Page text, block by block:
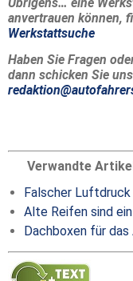
anvertrauen können,
Werkstattsuche
Haben Sie Fragen
dann schicken Sie
Verwandte
Falscher
Alte Reifen sind
Dachboxen für